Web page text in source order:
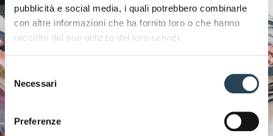
pubblicità e social media, i quali potrebbero combinarle
con altre informazioni che ha fornito loro o che hanno
raccolto dal suo utilizzo dei loro servizi.
Selezione
del
consenso
Necessari
Preferenze